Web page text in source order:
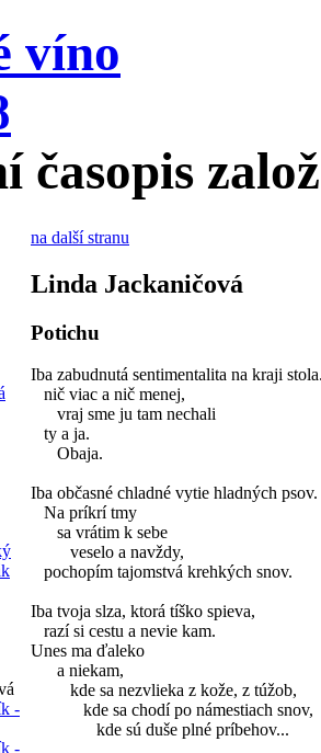
časopis
-
-
na další stranu
Linda Jackaničová
Potichu
Iba zabudnutá sentimentalita na kraji
nič viac a nič menej,
vraj sme ju tam nechali
ty a ja.
Obaja.
Iba občasné chladné vytie hladných psov.
Na príkrí tmy
sa vrátim k sebe
veselo a navždy,
pochopím tajomstvá krehkých snov.
Iba tvoja slza, ktorá tíško spieva,
razí si cestu a nevie kam.
Unes ma ďaleko
a niekam,
kde sa nezvlieka z kože, z túžob,
kde sa chodí po námestiach snov,
kde sú duše plné príbehov...